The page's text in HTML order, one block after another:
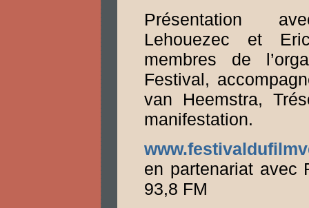
Présentation
Lehouezec et
membres de
Festival,
van Heemstra,
manifestation.
en partenariat avec
93,8 FM